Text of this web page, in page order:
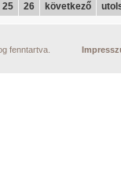
25 26 következő
fenntartva.